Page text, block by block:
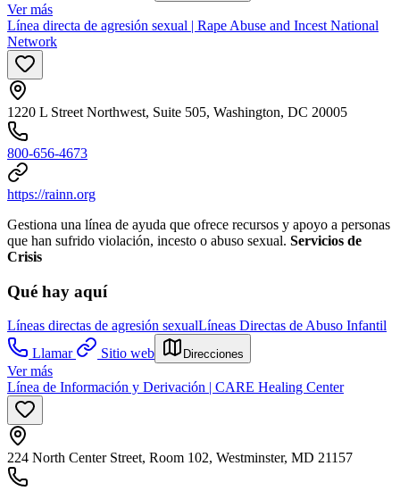
Ver más
Línea directa de agresión sexual | Rape Abuse and Incest National
Network
1220 L Street Northwest, Suite 505, Washington, DC 20005
800-656-4673
https://rainn.org
Gestiona una línea de ayuda que ofrece recursos y apoyo a personas
que han sufrido violación, incesto o abuso sexual. Servicios de
Crisis
Qué hay aquí
Líneas directas de agresión sexualLíneas Directas de Abuso Infantil
Llamar
Sitio web Direcciones
Ver más
Línea de Información y Derivación | CARE Healing Center
224 North Center Street, Room 102, Westminster, MD 21157